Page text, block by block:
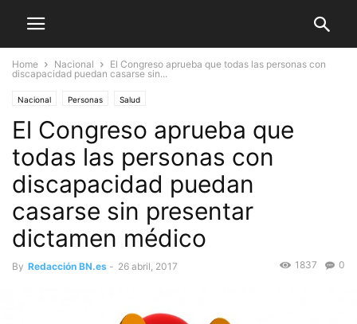
Home Nacional
El Congreso aprueba que todas las personas con
discapacidad puedan casarse sin...
Nacional Personas Salud
El Congreso aprueba que
todas las personas con
discapacidad puedan
casarse sin presentar
dictamen médico
By Redacción BN.es - 26 abril, 2017 0
1837